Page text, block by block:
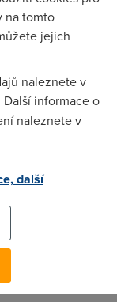
Jen se vyhni
na tomto
jejich
naleznete v
Další informace o
naleznete v
další